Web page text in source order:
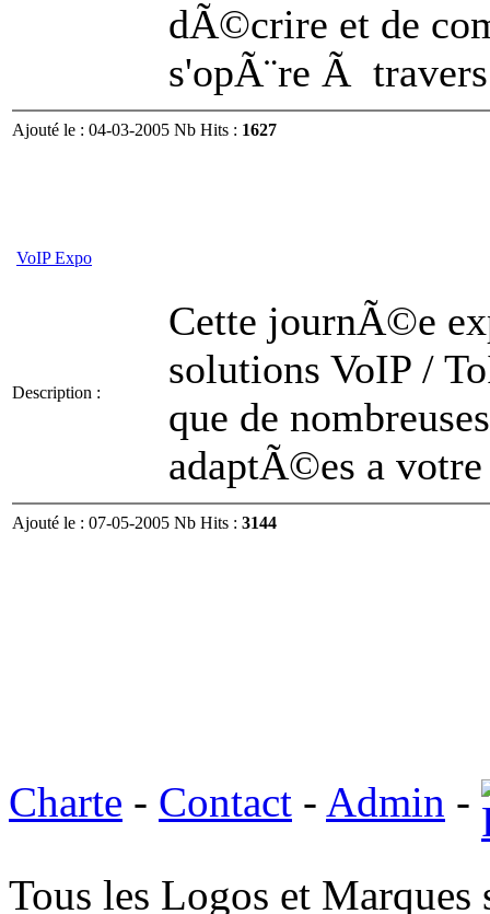
dÃ©crire et de
s'opÃ¨re Ã
Ajouté le : 04-03-2005 Nb Hits : 1627
VoIP Expo
Description :
Cette journÃ©e
solutions VoIP /
que de
adaptÃ©es a
Ajouté le : 07-05-2005 Nb Hits : 3144
Charte - Contact - Admin -
Tous les Logos et Marques